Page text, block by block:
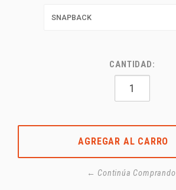
CANTIDAD:
AGREGAR AL CARRO
← Continúa Comprando